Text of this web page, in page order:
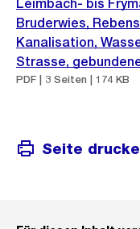
Leimbach- bis
Bruderwies,
Kanalisation,
Strasse,
PDF | 3 Seiten | 174 KB
Seite